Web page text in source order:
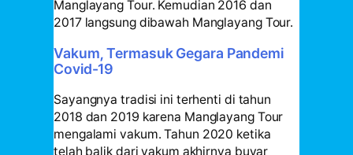
Manglayang Tour. Kemudian 2016 dan
2017 langsung dibawah Manglayang Tour.
Vakum, Termasuk Gegara Pandemi
Covid-19
Sayangnya tradisi ini terhenti di tahun
2018 dan 2019 karena Manglayang Tour
mengalami vakum. Tahun 2020 ketika
telah balik dari vakum akhirnya buyar